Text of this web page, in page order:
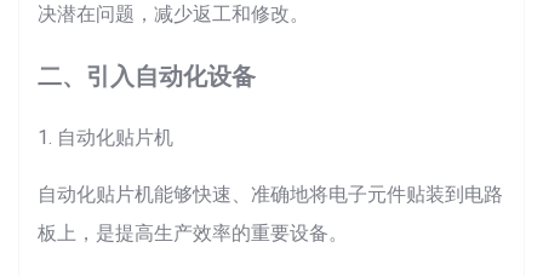
决潜在问题，减少返工和修改。
二、引入自动化设备
1. 自动化贴片机
自动化贴片机能够快速、准确地将电子元件贴装到电路
板上，是提高生产效率的重要设备。